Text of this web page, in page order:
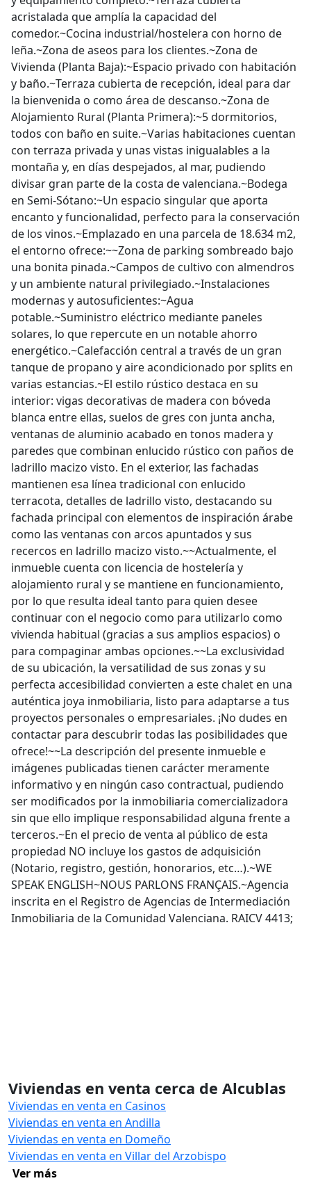
acristalada que amplía la capacidad del
comedor.~Cocina industrial/hostelera con horno de
leña.~Zona de aseos para los clientes.~Zona de
Vivienda (Planta Baja):~Espacio privado con habitación
y baño.~Terraza cubierta de recepción, ideal para dar
la bienvenida o como área de descanso.~Zona de
Alojamiento Rural (Planta Primera):~5 dormitorios,
todos con baño en suite.~Varias habitaciones cuentan
con terraza privada y unas vistas inigualables a la
montaña y, en días despejados, al mar, pudiendo
divisar gran parte de la costa de valenciana.~Bodega
en Semi-Sótano:~Un espacio singular que aporta
encanto y funcionalidad, perfecto para la conservación
de los vinos.~Emplazado en una parcela de 18.634 m2,
el entorno ofrece:~~Zona de parking sombreado bajo
una bonita pinada.~Campos de cultivo con almendros
y un ambiente natural privilegiado.~Instalaciones
modernas y autosuficientes:~Agua
potable.~Suministro eléctrico mediante paneles
solares, lo que repercute en un notable ahorro
energético.~Calefacción central a través de un gran
tanque de propano y aire acondicionado por splits en
varias estancias.~El estilo rústico destaca en su
interior: vigas decorativas de madera con bóveda
blanca entre ellas, suelos de gres con junta ancha,
ventanas de aluminio acabado en tonos madera y
paredes que combinan enlucido rústico con paños de
ladrillo macizo visto. En el exterior, las fachadas
mantienen esa línea tradicional con enlucido
terracota, detalles de ladrillo visto, destacando su
fachada principal con elementos de inspiración árabe
como las ventanas con arcos apuntados y sus
recercos en ladrillo macizo visto.~~Actualmente, el
inmueble cuenta con licencia de hostelería y
alojamiento rural y se mantiene en funcionamiento,
por lo que resulta ideal tanto para quien desee
continuar con el negocio como para utilizarlo como
vivienda habitual (gracias a sus amplios espacios) o
para compaginar ambas opciones.~~La exclusividad
de su ubicación, la versatilidad de sus zonas y su
perfecta accesibilidad convierten a este chalet en una
auténtica joya inmobiliaria, listo para adaptarse a tus
proyectos personales o empresariales. ¡No dudes en
contactar para descubrir todas las posibilidades que
ofrece!~~La descripción del presente inmueble e
imágenes publicadas tienen carácter meramente
informativo y en ningún caso contractual, pudiendo
ser modificados por la inmobiliaria comercializadora
sin que ello implique responsabilidad alguna frente a
terceros.~En el precio de venta al público de esta
propiedad NO incluye los gastos de adquisición
(Notario, registro, gestión, honorarios, etc…).~WE
SPEAK ENGLISH~NOUS PARLONS FRANÇAIS.~Agencia
inscrita en el Registro de Agencias de Intermediación
Inmobiliaria de la Comunidad Valenciana. RAICV 4413;
Viviendas en venta cerca de Alcublas
Viviendas en venta en Casinos
Viviendas en venta en Andilla
Viviendas en venta en Domeño
Viviendas en venta en Villar del Arzobispo
Ver más